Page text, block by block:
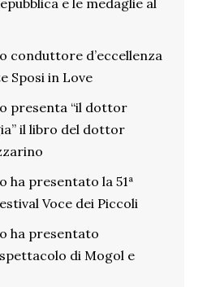
e le medaglie al
conduttore d’eccellenza
Sposi in Love
presenta “il dottor
il libro del dottor
ha presentato la 51ª
Voce dei Piccoli
ha presentato
di Mogol e